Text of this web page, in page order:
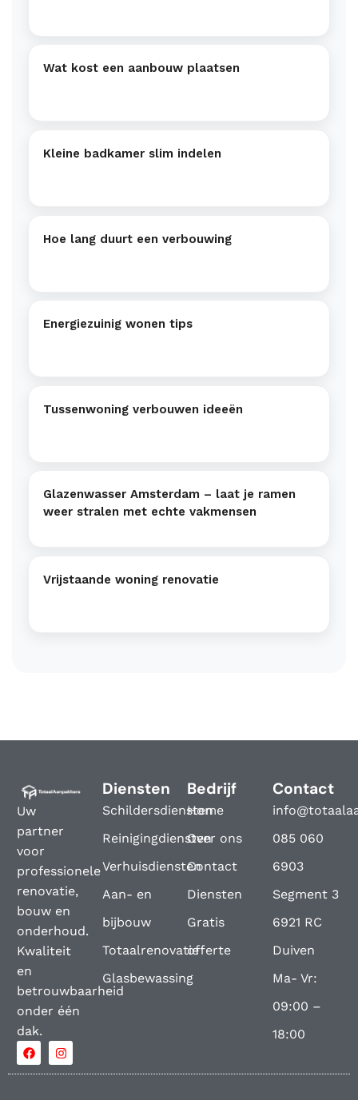
Wat kost een aanbouw plaatsen
Kleine badkamer slim indelen
Hoe lang duurt een verbouwing
Energiezuinig wonen tips
Tussenwoning verbouwen ideeën
Glazenwasser Amsterdam – laat je ramen
weer stralen met echte vakmensen
Vrijstaande woning renovatie
Uw
partner
voor
professionele
renovatie,
bouw en
onderhoud.
Kwaliteit
en
betrouwbaarheid
onder één
dak.
Diensten
Schildersdiensten
Reinigingdiensten
Verhuisdiensten
Aan- en
bijbouw
Totaalrenovatie
Glasbewassing
Bedrijf
Home
Over ons
Contact
Diensten
Gratis
offerte
Contact
085 060
6903
Segment 3
6921 RC
Duiven
Ma- Vr:
09:00 –
18:00